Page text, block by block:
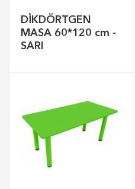
DİKDÖRTGEN
MASA 60*120 cm -
SARI